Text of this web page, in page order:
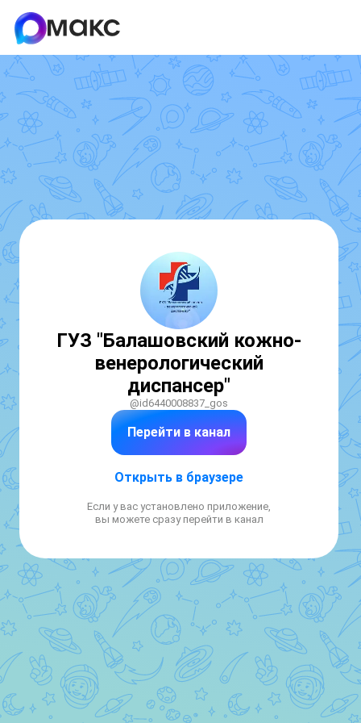
ГУЗ "Балашовский кожно-
венерологический
диспансер"
@id6440008837_gos
Перейти в канал
Открыть в браузере
Если у вас установлено приложение,
вы можете сразу перейти в канал